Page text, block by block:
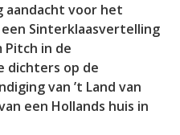
aandacht voor het
Sinterklaasvertelling
Pitch in de
dichters op de
van ’t Land van
een Hollands huis in